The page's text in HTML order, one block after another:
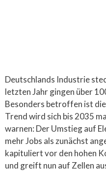
Deutschlands Industrie
letzten Jahr gingen über
Besonders betroffen ist
Trend wird sich bis 2035
warnen: Der Umstieg auf
mehr Jobs als zunächst
kapituliert vor den hohen
und greift nun auf Zellen